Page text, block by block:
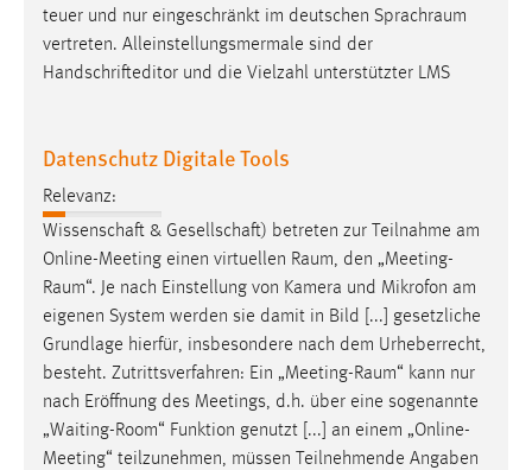
teuer und nur eingeschränkt im deutschen Sprachraum
vertreten. Alleinstellungsmermale sind der
Handschrifteditor und die Vielzahl unterstützter LMS
Datenschutz Digitale Tools
Relevanz:
Wissenschaft & Gesellschaft) betreten zur Teilnahme am
Online-Meeting einen virtuellen Raum, den „Meeting-
Raum“. Je nach Einstellung von Kamera und Mikrofon am
eigenen System werden sie damit in Bild [...] gesetzliche
Grundlage hierfür, insbesondere nach dem Urheberrecht,
besteht. Zutrittsverfahren: Ein „Meeting-Raum“ kann nur
nach Eröffnung des Meetings, d.h. über eine sogenannte
„Waiting-Room“ Funktion genutzt [...] an einem „Online-
Meeting“ teilzunehmen, müssen Teilnehmende Angaben
Conversion-Tracking
Cookie Laufzeit:
Facebook Pixel
_fbp
Anbieter:
Facebook
Zweck:
Conversion-Tracking
Cookie Laufzeit:
3 Monate